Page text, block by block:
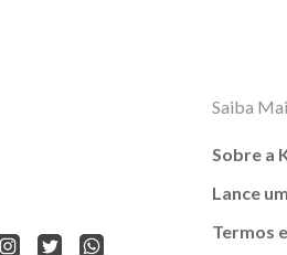
Saiba
Sobre a
Lance
Termos